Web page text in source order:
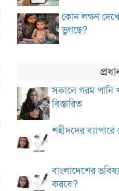
কোন লক্ষণ
ভুগছে?
সকালে গরম পানি
বিস্তারিত
শহীদদের
বাংলাদেশের
করবে?